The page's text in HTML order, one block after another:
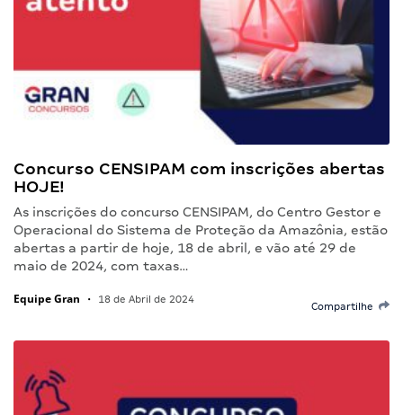
Concurso CENSIPAM com inscrições abertas
HOJE!
As inscrições do concurso CENSIPAM, do Centro Gestor e
Operacional do Sistema de Proteção da Amazônia, estão
abertas a partir de hoje, 18 de abril, e vão até 29 de
maio de 2024, com taxas…
Equipe Gran • 18 de Abril de 2024
Compartilhe